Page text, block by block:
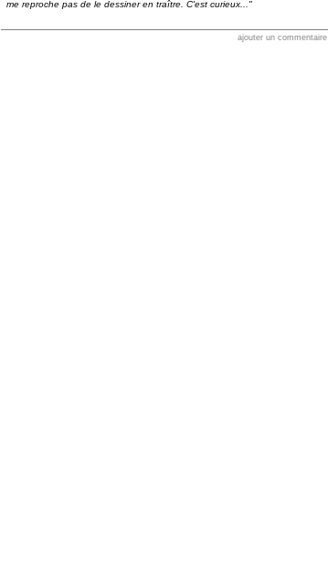
me reproche pas de le dessiner en traître. C'est curieux..."
ajouter un commentaire